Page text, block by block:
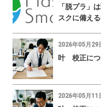
「脱プラ」
スクに備え
2026年05月29
叶 校正につ
2026年05月11